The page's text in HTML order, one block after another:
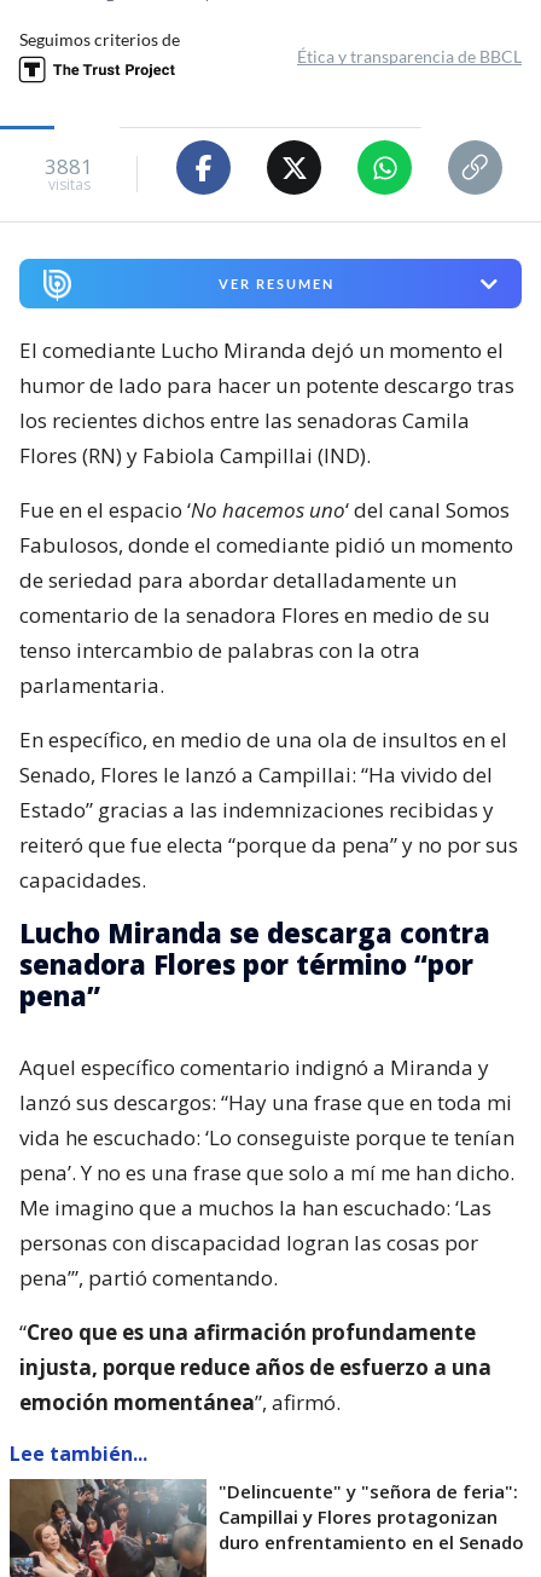
Seguimos criterios de
Ética y transparencia de BBCL
3881
visitas
VER RESUMEN
El comediante Lucho Miranda dejó un momento el
humor de lado para hacer un potente descargo tras
los recientes dichos entre las senadoras Camila
Flores (RN) y Fabiola Campillai (IND).
Fue en el espacio ‘No hacemos uno‘ del canal Somos
Fabulosos, donde el comediante pidió un momento
de seriedad para abordar detalladamente un
comentario de la senadora Flores en medio de su
tenso intercambio de palabras con la otra
parlamentaria.
En específico, en medio de una ola de insultos en el
Senado, Flores le lanzó a Campillai: “Ha vivido del
Estado” gracias a las indemnizaciones recibidas y
reiteró que fue electa “porque da pena” y no por sus
capacidades.
Lucho Miranda se descarga contra
senadora Flores por término “por
pena”
Aquel específico comentario indignó a Miranda y
lanzó sus descargos: “Hay una frase que en toda mi
vida he escuchado: ‘Lo conseguiste porque te tenían
pena’. Y no es una frase que solo a mí me han dicho.
Me imagino que a muchos la han escuchado: ‘Las
personas con discapacidad logran las cosas por
pena’”, partió comentando.
“Creo que es una afirmación profundamente
injusta, porque reduce años de esfuerzo a una
emoción momentánea”, afirmó.
Lee también...
"Delincuente" y "señora de feria":
Campillai y Flores protagonizan
duro enfrentamiento en el Senado